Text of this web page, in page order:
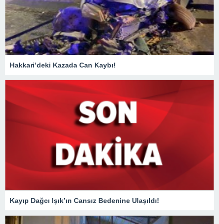
Hakkari’deki Kazada Can Kaybı!
Kayıp Dağcı Işık’ın Cansız Bedenine Ulaşıldı!